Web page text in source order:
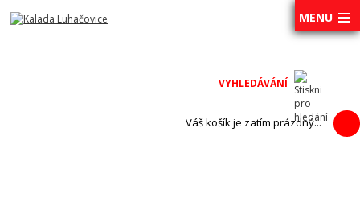
MENU
Váš košík je zatím prázdný...